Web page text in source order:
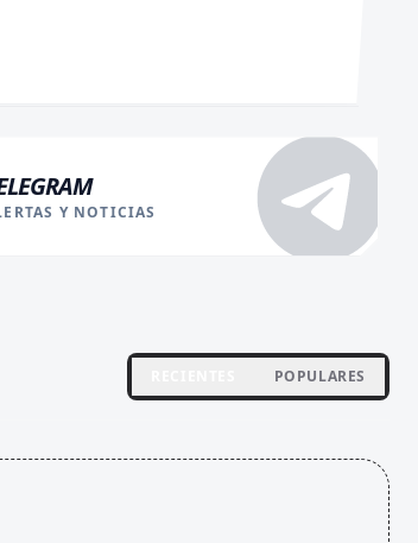
Y NOTICIAS
POPULARES